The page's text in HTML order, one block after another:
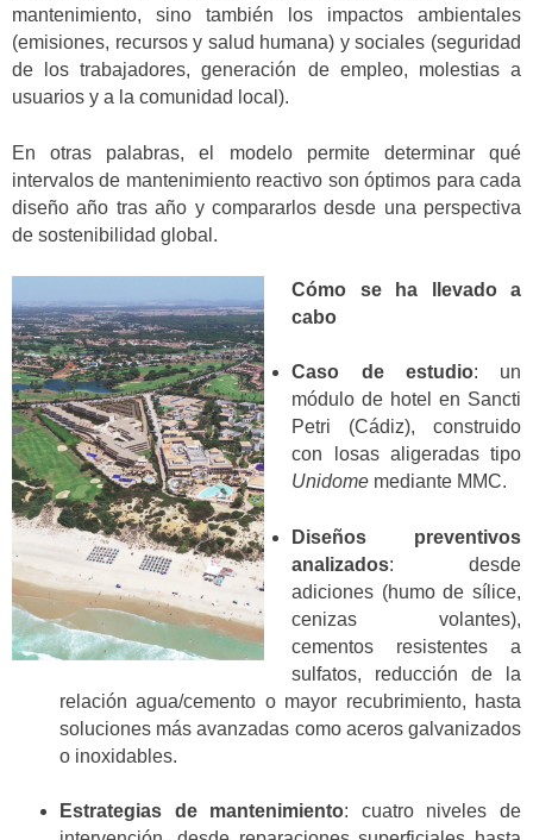
mantenimiento, sino también los impactos ambientales
(emisiones, recursos y salud humana) y sociales (seguridad
de los trabajadores, generación de empleo, molestias a
usuarios y a la comunidad local).
En otras palabras, el modelo permite determinar qué
intervalos de mantenimiento reactivo son óptimos para cada
diseño año tras año y compararlos desde una perspectiva
de sostenibilidad global.
Cómo se ha llevado a
cabo
Caso de estudio: un
módulo de hotel en Sancti
Petri (Cádiz), construido
con losas aligeradas tipo
Unidome mediante MMC.
Diseños preventivos
analizados: desde
adiciones (humo de sílice,
cenizas volantes),
cementos resistentes a
sulfatos, reducción de la
relación agua/cemento o mayor recubrimiento, hasta
soluciones más avanzadas como aceros galvanizados
o inoxidables.
Estrategias de mantenimiento: cuatro niveles de